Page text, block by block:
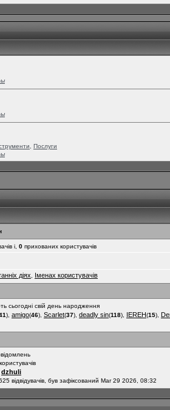
Послуги
і, 0 прихованих користувачів
діях Іменах користувачів
сьогодні свій день народження
), amigo(46), Scarlet(37), deadly sin(118), IEREH(15),
користувачів
dzhuli
відвідувачів, був зафіксований Mar 29 2026, 08:32